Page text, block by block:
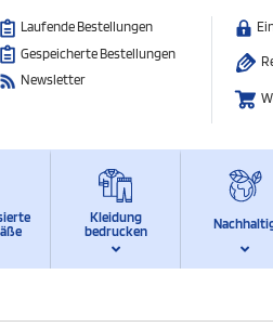
Laufende Bestellungen
Gespeicherte Bestellungen
Newsletter
Kleidung
bedrucken